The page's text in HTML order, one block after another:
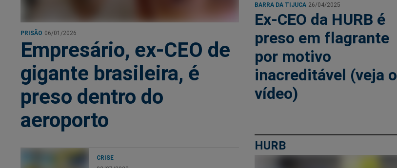
PRISÃO 06/01/2026
Empresário, ex-CEO de
gigante brasileira, é
preso dentro do
aeroporto
CRISE
BARRA DA TIJUCA 26/04/2025
Ex-CEO da HURB é
preso em flagrante
por motivo
inacreditável (veja o
vídeo)
HURB